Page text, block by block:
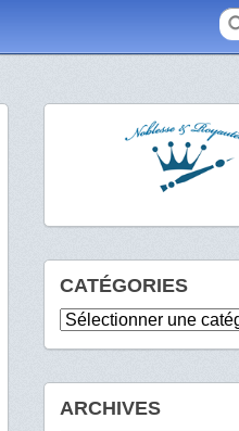
CATÉGORIES
Catégories
ARCHIVES